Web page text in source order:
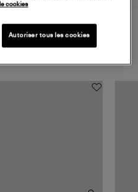
cookies
Autoriser tous les cookies